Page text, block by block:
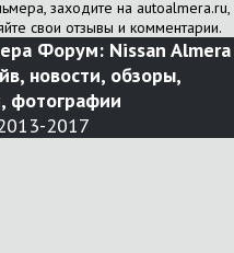
заходите на autoalmera.ru,
свои отзывы и комментарии.
Форум: Nissan Almera
новости, обзоры,
фотографии
2017